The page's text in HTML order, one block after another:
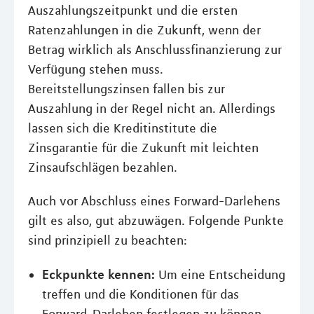
Auszahlungszeitpunkt und die ersten
Ratenzahlungen in die Zukunft, wenn der
Betrag wirklich als Anschlussfinanzierung zur
Verfügung stehen muss.
Bereitstellungszinsen fallen bis zur
Auszahlung in der Regel nicht an. Allerdings
lassen sich die Kreditinstitute die
Zinsgarantie für die Zukunft mit leichten
Zinsaufschlägen bezahlen.
Auch vor Abschluss eines Forward-Darlehens
gilt es also, gut abzuwägen. Folgende Punkte
sind prinzipiell zu beachten:
Eckpunkte kennen: Um eine Entscheidung
treffen und die Konditionen für das